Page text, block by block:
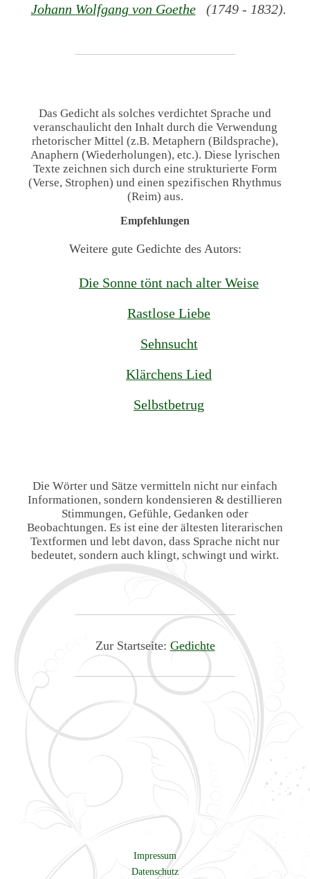
Johann Wolfgang von Goethe(1749 - 1832).
Das Gedicht als solches verdichtet Sprache und
veranschaulicht den Inhalt durch die Verwendung
rhetorischer Mittel (z.B. Metaphern (Bildsprache),
Anaphern (Wiederholungen), etc.). Diese lyrischen
Texte zeichnen sich durch eine strukturierte Form
(Verse, Strophen) und einen spezifischen Rhythmus
(Reim) aus.
Empfehlungen
Weitere gute Gedichte des Autors:
Die Sonne tönt nach alter Weise
Rastlose Liebe
Sehnsucht
Klärchens Lied
Selbstbetrug
Die Wörter und Sätze vermitteln nicht nur einfach
Informationen, sondern kondensieren & destillieren
Stimmungen, Gefühle, Gedanken oder
Beobachtungen. Es ist eine der ältesten literarischen
Textformen und lebt davon, dass Sprache nicht nur
bedeutet, sondern auch klingt, schwingt und wirkt.
Zur Startseite: Gedichte
Impressum
Datenschutz